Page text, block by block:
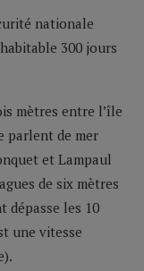
nationale
300 jours
mètres entre l’île
parlent de mer
et Lampaul
de six mètres
dépasse les 10
une vitesse